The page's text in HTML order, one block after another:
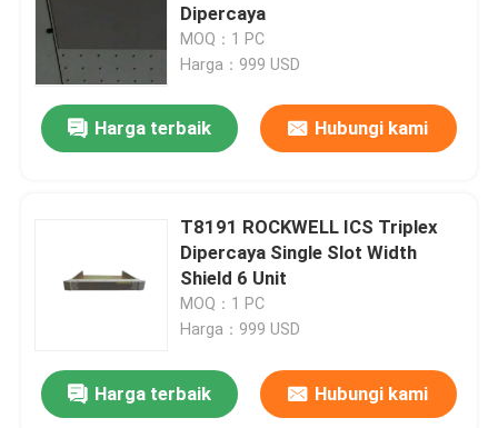
Dipercaya
MOQ：1 PC
Harga：999 USD
Harga terbaik Hubungi kami
T8191 ROCKWELL ICS Triplex
Dipercaya Single Slot Width
Shield 6 Unit
MOQ：1 PC
Harga：999 USD
Harga terbaik Hubungi kami